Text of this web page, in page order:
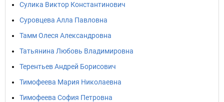
Сулика Виктор Константинович
Суровцева Алла Павловна
Тамм Олеся Александровна
Татьянина Любовь Владимировна
Терентьев Андрей Борисович
Тимофеева Мария Николаевна
Тимофеева София Петровна